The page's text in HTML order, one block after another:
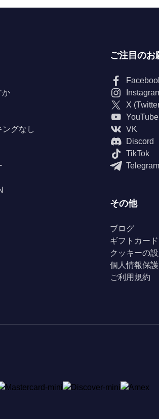
か
グなし
ご注目のお
X
YouTube
VK
Discord
TikTok
その他
ブログ
ギフトカード
クッキーの
個人情報保
ご利用規約